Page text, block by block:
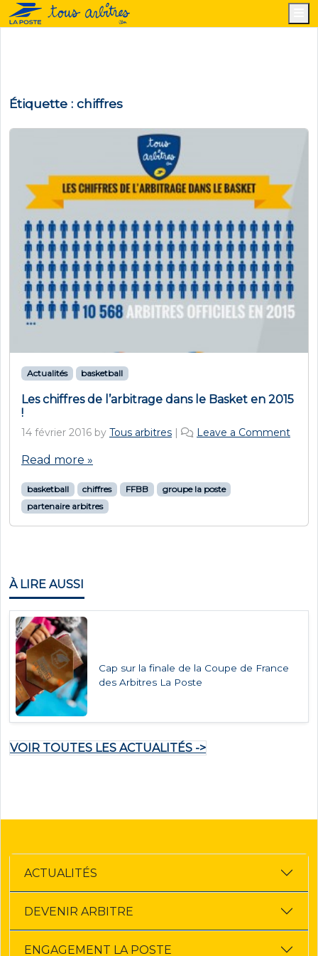
Étiquette : chiffres
Actualités basketball
Les chiffres de l’arbitrage dans le Basket en 2015
!
14 février 2016 by Tous arbitres | Leave a Comment
Read more »
basketball chiffres FFBB
groupe la poste
partenaire arbitres
À LIRE AUSSI
Cap sur la finale de la Coupe de France
des Arbitres La Poste
VOIR TOUTES LES ACTUALITÉS ->
ACTUALITÉS
DEVENIR ARBITRE
ENGAGEMENT LA POSTE